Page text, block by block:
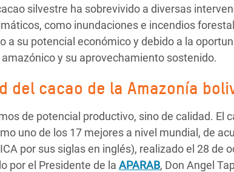
silvestre ha sobrevivido a diversas
como inundaciones e incendios
a su potencial económico y debido a la
y su aprovechamiento sostenido.
del cacao de la Amazonía
de potencial productivo, sino de calidad. El
uno de los 17 mejores a nivel mundial, de
por sus siglas en inglés), realizado el 28 de
por el Presidente de la APARAB, Don Angel